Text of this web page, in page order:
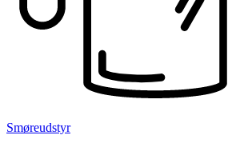
Smøreudstyr